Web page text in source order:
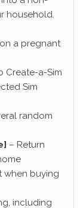
household.
a pregnant
Create-a-Sim
Sim
random
– Return
when buying
including